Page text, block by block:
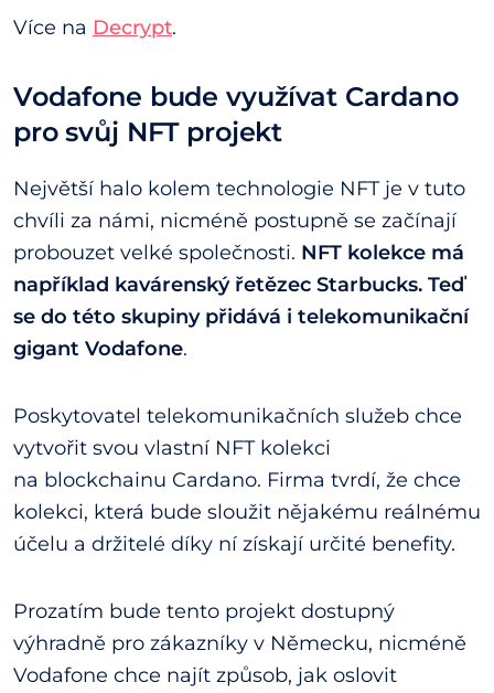
Více na Decrypt.
Vodafone bude využívat Cardano
pro svůj NFT projekt
Největší halo kolem technologie NFT je v tuto
chvíli za námi, nicméně postupně se začínají
probouzet velké společnosti. NFT kolekce má
například kavárenský řetězec Starbucks. Teď
se do této skupiny přidává i telekomunikační
gigant Vodafone.
Poskytovatel telekomunikačních služeb chce
vytvořit svou vlastní NFT kolekci
na blockchainu Cardano. Firma tvrdí, že chce
kolekci, která bude sloužit nějakému reálnému
účelu a držitelé díky ní získají určité benefity.
Prozatím bude tento projekt dostupný
výhradně pro zákazníky v Německu, nicméně
Vodafone chce najít způsob, jak oslovit